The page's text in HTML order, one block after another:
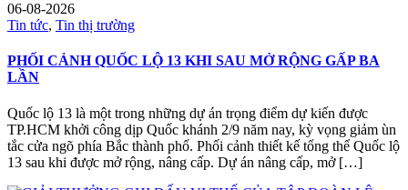
06-08-2026
Tin tức, Tin thị trường
PHỐI CẢNH QUỐC LỘ 13 KHI SAU MỞ RỘNG GẤP BA
LẦN
Quốc lộ 13 là một trong những dự án trọng điểm dự kiến được
TP.HCM khởi công dịp Quốc khánh 2/9 năm nay, kỳ vọng giảm ùn
tắc cửa ngõ phía Bắc thành phố. Phối cảnh thiết kế tổng thể Quốc lộ
13 sau khi được mở rộng, nâng cấp. Dự án nâng cấp, mở […]